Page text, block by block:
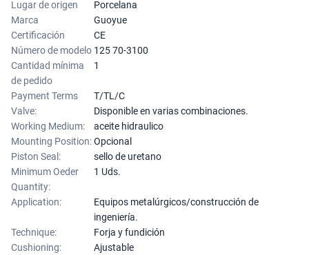
Lugar de origen
Porcelana
Marca
Guoyue
Certificación
CE
Número de modelo 125 70-3100
Cantidad mínima
de pedido
1
Payment Terms
T/TL/C
Valve:
Disponible en varias combinaciones.
Working Medium:
aceite hidraulico
Mounting Position:Opcional
Piston Seal:
sello de uretano
Minimum Oeder
Quantity:
1 Uds.
Application:
Equipos metalúrgicos/construcción de
ingeniería.
Technique:
Forja y fundición
Cushioning:
Ajustable